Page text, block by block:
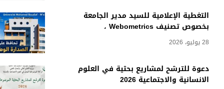
التغطية الإعلامية للسيد مدير الجامعة
بخصوص تصنيف Webometrics ،
28 يوليو، 2026
دعوة للترشح لمشاريع بحثية في العلوم
الانسانية والاجتماعية 2026